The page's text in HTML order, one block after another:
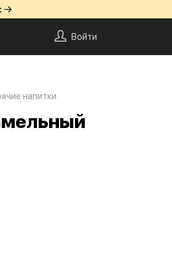
→
Войти
напитки